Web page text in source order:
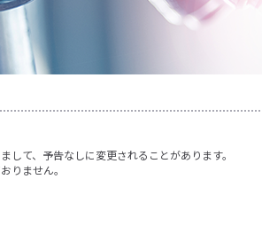
して、予告なしに変更されることがあります。
りません。